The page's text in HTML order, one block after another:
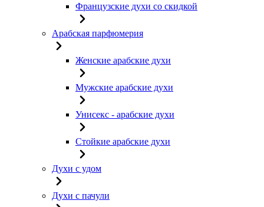
Французские духи со скидкой
Арабская парфюмерия
Женские арабские духи
Мужские арабские духи
Унисекс - арабские духи
Стойкие арабские духи
Духи с удом
Духи с пачули